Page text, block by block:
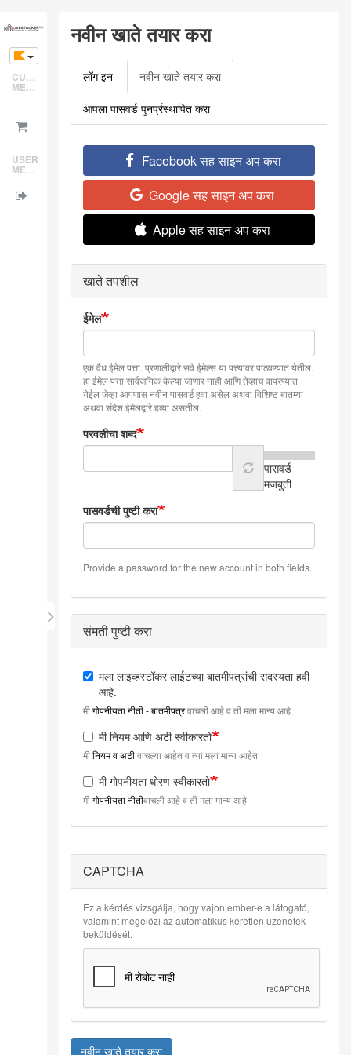
to
main
content
CUSTOMER
MENU
USER
MENU
नवीन खाते तयार करा
Primary
tabs
लॉग इन नवीन खाते तयार करा(active
tab)
आपला पासवर्ड पुनर्प्रस्थापित करा
Facebook सह साइन अप करा
Google सह साइन अप करा
Apple सह साइन अप करा
खाते तपशील
ईमेल
एक वैध ईमेल पत्ता. प्रणालीद्वारे सर्व ईमेल्स या पत्त्यावर पाठवण्यात येतील.
हा ईमेल पत्ता सार्वजनिक केल्या जाणार नाही आणि तेव्हाच वापरण्यात
येईल जेव्हा आपणास नवीन पासवर्ड हवा असेल अथवा विशिष्ट बातम्या
अथवा संदेश ईमेलद्वारे हव्या असतील.
परवलीचा शब्द
पासवर्ड
मजबुती
पासवर्डची पुष्टी करा
Provide a password for the new account in both fields.
संमती पुष्टी करा
मला लाइव्हस्टॉकर लाईटच्या बातमीपत्रांची सदस्यता हवी
आहे.
मीगोपनीयता नीती - बातमीपत्रवाचली आहे व ती मला मान्य आहे
मी नियम आणि अटी स्वीकारतो
मीनियम व अटीवाचल्या आहेत व त्या मला मान्य आहेत
मी गोपनीयता धोरण स्वीकारतो
मीगोपनीयता नीतीवाचली आहे व ती मला मान्य आहे
CAPTCHA
Ez a kérdés vizsgálja, hogy vajon ember-e a látogató,
valamint megelőzi az automatikus kéretlen üzenetek
beküldését.
नवीन खाते तयार करा